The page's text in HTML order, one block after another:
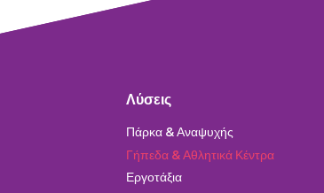
Λύσεις
Πάρκα & Αναψυχής
Γήπεδα & Αθλητικά Κέντρα
Εργοτάξια